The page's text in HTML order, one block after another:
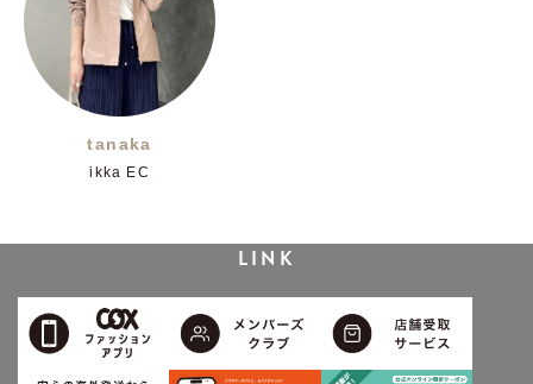
tanaka
ikka EC
LINK